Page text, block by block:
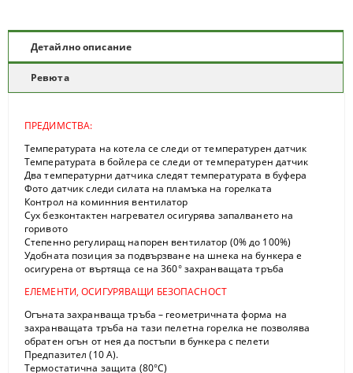
Детайлно описание
Ревюта
ПРЕДИМСТВА:
Температурата на котела се следи от температурен датчик
Температурата в бойлера се следи от температурен датчик
Два температурни датчика следят температурата в буфера
Фото датчик следи силата на пламъка на горелката
Контрол на коминния вентилатор
Сух безконтактен нагревател осигурява запалването на
горивото
Степенно регулиращ напорен вентилатор (0% до 100%)
Удобната позиция за подвързване на шнека на бункера е
осигурена от въртяща се на 360° захранващата тръба
ЕЛЕМЕНТИ, ОСИГУРЯВАЩИ БЕЗОПАСНОСТ
Огъната захранваща тръба – геометричната форма на
захранващата тръба на тази пелетна горелка не позволява
обратен огън от нея да постъпи в бункера с пелети
Предпазител (10 А).
Термостатична защита (80°С)